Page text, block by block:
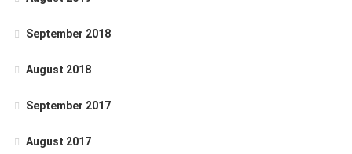
September 2018
August 2018
September 2017
August 2017